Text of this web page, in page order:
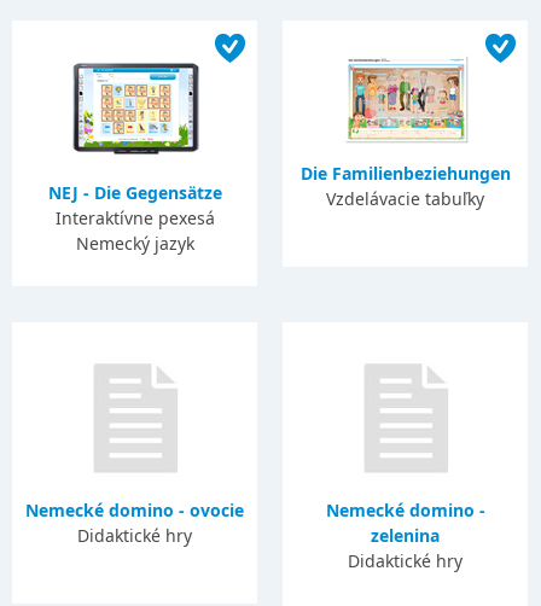
NEJ - Die Gegensätze
Interaktívne pexesá
Nemecký jazyk
Die Familienbeziehungen
Vzdelávacie tabuľky
Nemecké domino - ovocie
Didaktické hry
Nemecké domino -
zelenina
Didaktické hry